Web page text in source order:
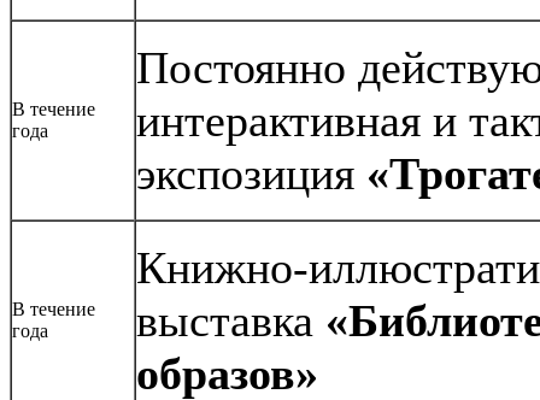
В течение
года
Постоянно
интерактивная и
экспозиция
В течение
года
Книжно-
выставка
образов»